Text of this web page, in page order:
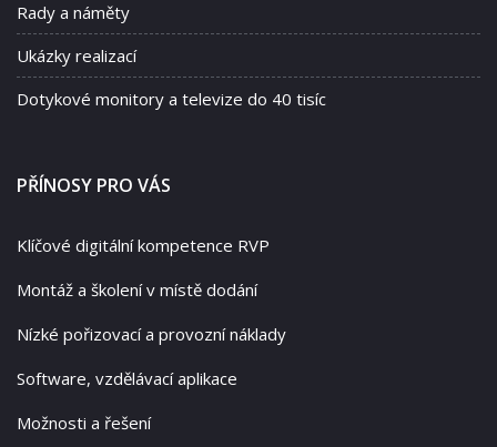
Rady a náměty
Ukázky realizací
Dotykové monitory a televize do 40 tisíc
PŘÍNOSY PRO VÁS
Klíčové digitální kompetence RVP
Montáž a školení v místě dodání
Nízké pořizovací a provozní náklady
Software, vzdělávací aplikace
Možnosti a řešení